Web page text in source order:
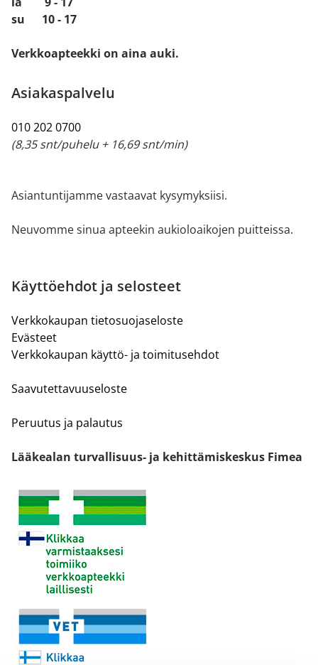
su 10 - 17
Verkkoapteekki on aina auki.
Asiakaspalvelu
010 202 0700
(8,35 snt/puhelu + 16,69 snt/min)
Asiantuntijamme vastaavat kysymyksiisi.
Neuvomme sinua apteekin aukioloaikojen puitteissa.
Käyttöehdot ja selosteet
Verkkokaupan tietosuojaseloste
Evästeet
Verkkokaupan käyttö- ja toimitusehdot
Saavutettavuuseloste
Peruutus ja palautus
Lääkealan turvallisuus- ja kehittämiskeskus Fimea